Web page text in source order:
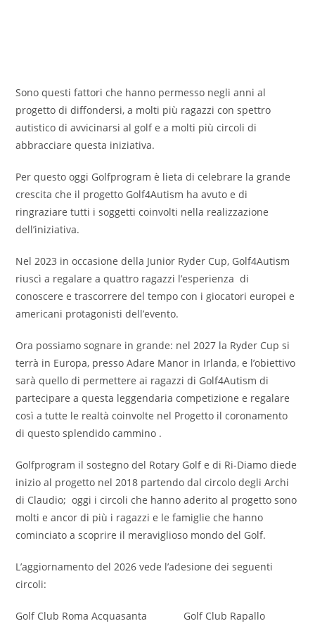
Sono questi fattori che hanno permesso negli anni al
progetto di diffondersi, a molti più ragazzi con spettro
autistico di avvicinarsi al golf e a molti più circoli di
abbracciare questa iniziativa.
Per questo oggi Golfprogram è lieta di celebrare la grande
crescita che il progetto Golf4Autism ha avuto e di
ringraziare tutti i soggetti coinvolti nella realizzazione
dell’iniziativa.
Nel 2023 in occasione della Junior Ryder Cup, Golf4Autism
riuscì a regalare a quattro ragazzi l’esperienza di
conoscere e trascorrere del tempo con i giocatori europei e
americani protagonisti dell’evento.
Ora possiamo sognare in grande: nel 2027 la Ryder Cup si
terrà in Europa, presso Adare Manor in Irlanda, e l’obiettivo
sarà quello di permettere ai ragazzi di Golf4Autism di
partecipare a questa leggendaria competizione e regalare
così a tutte le realtà coinvolte nel Progetto il coronamento
di questo splendido cammino .
Golfprogram il sostegno del Rotary Golf e di Ri-Diamo diede
inizio al progetto nel 2018 partendo dal circolo degli Archi
di Claudio; oggi i circoli che hanno aderito al progetto sono
molti e ancor di più i ragazzi e le famiglie che hanno
cominciato a scoprire il meraviglioso mondo del Golf.
L’aggiornamento del 2026 vede l’adesione dei seguenti
circoli:
Golf Club Roma Acquasanta Golf Club Rapallo